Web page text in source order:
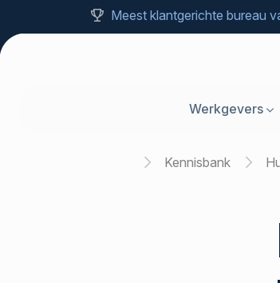
Meest klantgerichte bureau
Werkgevers
Home Kennisbank